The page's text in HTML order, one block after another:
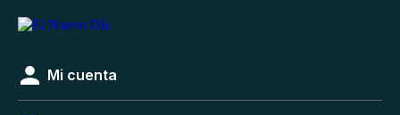
Mi cuenta